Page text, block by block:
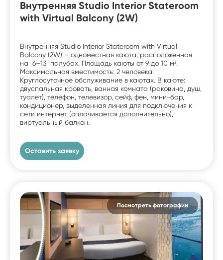
Внутренняя Studio Interior Stateroom
with Virtual Balcony (2W)
Внутренняя Studio Interior Stateroom with Virtual
Balcony (2W) – одноместная каюта, расположенная
на 6–13 палубах. Площадь каюты от 9 до 10 м².
Максимальная вместимость: 2 человека.
Круглосуточное обслуживание в каютах. В каюте:
двуспальная кровать, ванная комната (раковина, душ,
туалет), телефон, телевизор, сейф, фен, мини-бар,
кондиционер, выделенная линия для подключения к
сети интернет (оплачивается дополнительно),
виртуальный балкон.
Оставить заявку
Посмотреть фотографии